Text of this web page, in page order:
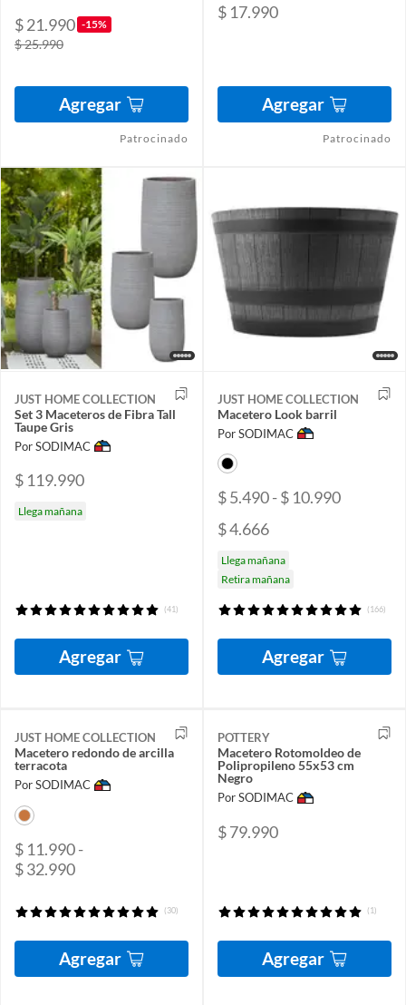
$ 21.990 -15%
$ 25.990
Agregar
Patrocinado
$ 17.990
Agregar
Patrocinado
JUST HOME COLLECTION
Set 3 Maceteros de Fibra Tall
Taupe Gris
Por SODIMAC
$ 119.990
Llega mañana
(41)
Agregar
JUST HOME COLLECTION
Macetero Look barril
Por SODIMAC
$ 5.490 - $ 10.990
$ 4.666
Llega mañana
Retira mañana
(166)
Agregar
JUST HOME COLLECTION
Macetero redondo de arcilla
terracota
Por SODIMAC
$ 11.990 -
$ 32.990
(30)
Agregar
POTTERY
Macetero Rotomoldeo de
Polipropileno 55x53 cm
Negro
Por SODIMAC
$ 79.990
(1)
Agregar